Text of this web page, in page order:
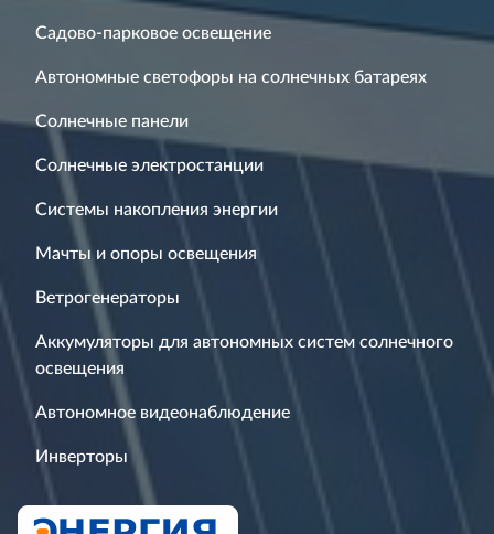
Садово-парковое освещение
Автономные светофоры на солнечных батареях
Солнечные панели
Солнечные электростанции
Системы накопления энергии
Мачты и опоры освещения
Ветрогенераторы
Аккумуляторы для автономных систем солнечного
освещения
Автономное видеонаблюдение
Инверторы